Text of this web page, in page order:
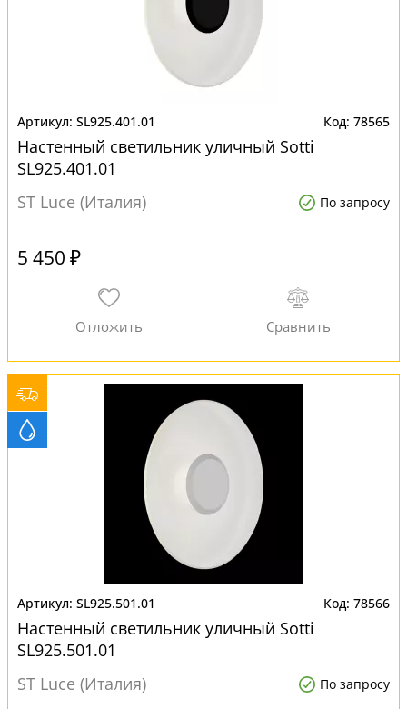
SL925.401.01 78565
Настенный светильник уличный Sotti
SL925.401.01
ST Luce (Италия)
По запросу
5 450 ₽
SL925.501.01 78566
Настенный светильник уличный Sotti
SL925.501.01
ST Luce (Италия)
По запросу